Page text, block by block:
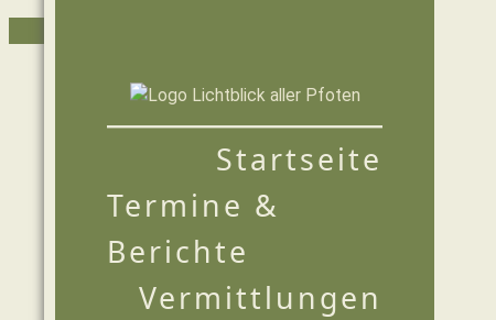
Startseite
Termine &
Berichte
Vermittlungen